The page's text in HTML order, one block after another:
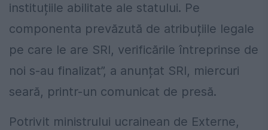
instituțiile abilitate ale statului. Pe
componenta prevăzută de atribuțiile legale
pe care le are SRI, verificările întreprinse de
noi s-au finalizat”, a anunțat SRI, miercuri
seară, printr-un comunicat de presă.
Potrivit ministrului ucrainean de Externe,